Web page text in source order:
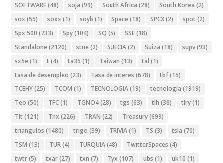
SOFTWARE(48) soja (99) South Africa (28) South Korea (2)
sox (55) soxx (1) soyb (1) Space (18) SPCX(2) spot (2)
Spx 500 (733) Spy(104) SQ (5) SSE(18)
Standalone (2120) stne (2) SUECIA(2) Suiza (18) supv(93)
sx5e (1) t (4) ta35 (1) Taiwan (13) tal (1)
tasa de desempleo (23) Tasa de interes (678) tbf(15)
TCEHY(25) TCOM (1) TECNOLOGIA(19) tecnología (1919)
Teo (50) TFC(1) TGNO4(28) tgs (63) tlh (38) tlry(1)
Tlt (121) Tnx (226) TRAN (22) Treasury(699)
triangulos (1480) trigo (39) TRIVIA(1) TS (3) tsla (70)
TSM (13) TUR(4) TURQUIA(48) TwitterSpaces (4)
twtr(5) txar(27) txn (7) Tyx (107) ubs (1) uk10 (1)